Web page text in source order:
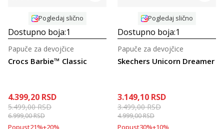
Pogledaj slično
Dostupno boja:1
Crocs Barbie™ Classic
Papuče za devojčice
4.399,20 RSD
5.499,00RSD
6.999,00RSD
Popust21%+20%
Pogledaj slično
Dostupno boja:1
Skechers Unicorn Dreamer
Papuče za devojčice
3.149,10 RSD
3.499,00RSD
4.999,00RSD
Popust30%+10%